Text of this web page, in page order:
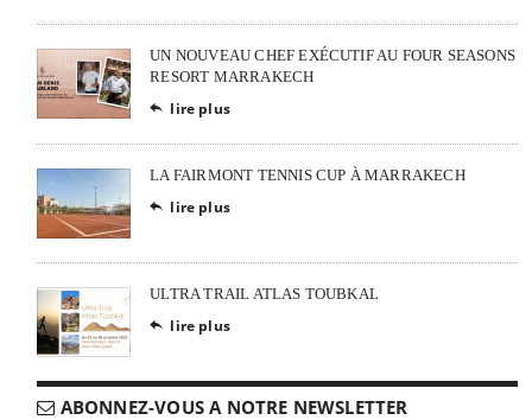
UN NOUVEAU CHEF EXÉCUTIF AU FOUR SEASONS
RESORT MARRAKECH
 lire plus
LA FAIRMONT TENNIS CUP À MARRAKECH
 lire plus
ULTRA TRAIL ATLAS TOUBKAL
 lire plus
ABONNEZ-VOUS A NOTRE NEWSLETTER